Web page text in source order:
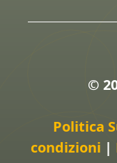
©
Politica
condizioni |